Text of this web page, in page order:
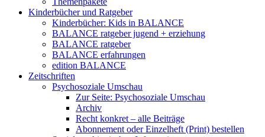
Kinderbücher und Ratgeber
Kinderbücher: Kids in BALANCE
BALANCE ratgeber jugend + erziehung
BALANCE ratgeber
BALANCE erfahrungen
edition BALANCE
Zeitschriften
Psychosoziale Umschau
Zur Seite: Psychosoziale Umschau
Archiv
Recht konkret – alle Beiträge
Abonnement oder Einzelheft (Print) bestellen